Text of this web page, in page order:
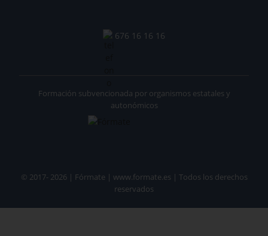
676 16 16 16
© 2017- 2026 | Fórmate | www.formate.es | Todos los derechos
reservados
Formación subvencionada por organismos estatales y
autonómicos